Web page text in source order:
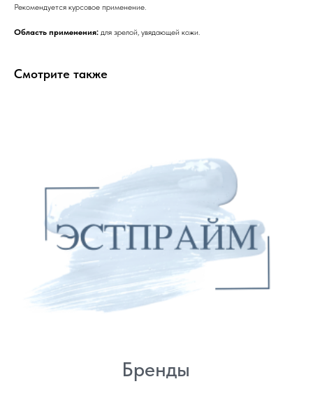
Рекомендуется курсовое применение.
Область применения: для зрелой, увядающей кожи.
Смотрите также
8 (982) 277 07 97